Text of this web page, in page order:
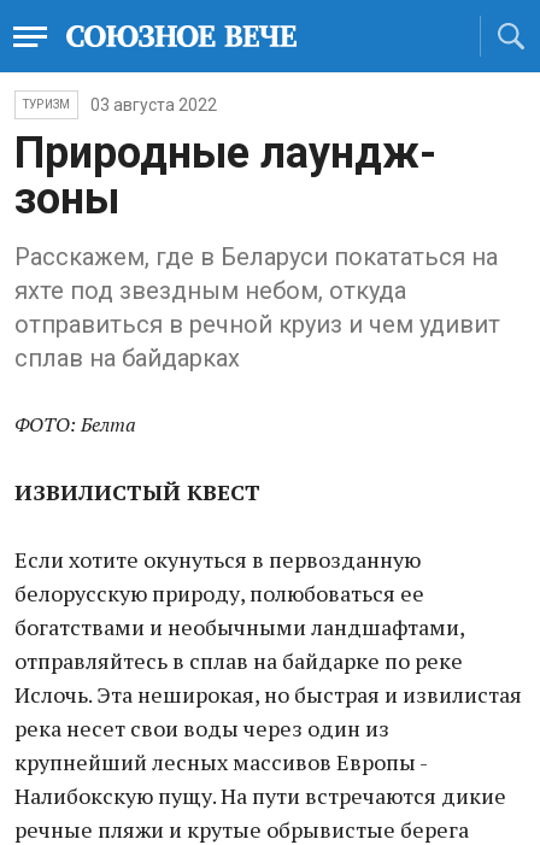
ТУРИЗМ 03 августа 2022
Природные лаундж-
зоны
Расскажем, где в Беларуси покататься на
яхте под звездным небом, откуда
отправиться в речной круиз и чем удивит
сплав на байдарках
ФОТО: Белта
ИЗВИЛИСТЫЙ КВЕСТ
Если хотите окунуться в первозданную
белорусскую природу, полюбоваться ее
богатствами и необычными ландшафтами,
отправляйтесь в сплав на байдарке по реке
Ислочь. Эта неширокая, но быстрая и извилистая
река несет свои воды через один из
крупнейший лесных массивов Европы -
Налибокскую пущу. На пути встречаются дикие
речные пляжи и крутые обрывистые берега